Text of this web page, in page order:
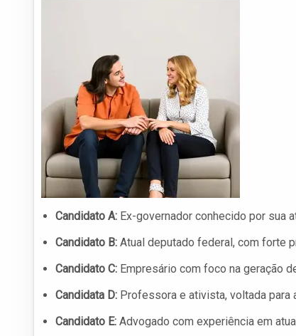
Candidato A: Ex-governador conhecido por sua
Candidato B: Atual deputado federal, com forte
Candidato C: Empresário com foco na geração
Candidata D: Professora e ativista, voltada para
Candidato E: Advogado com experiência em